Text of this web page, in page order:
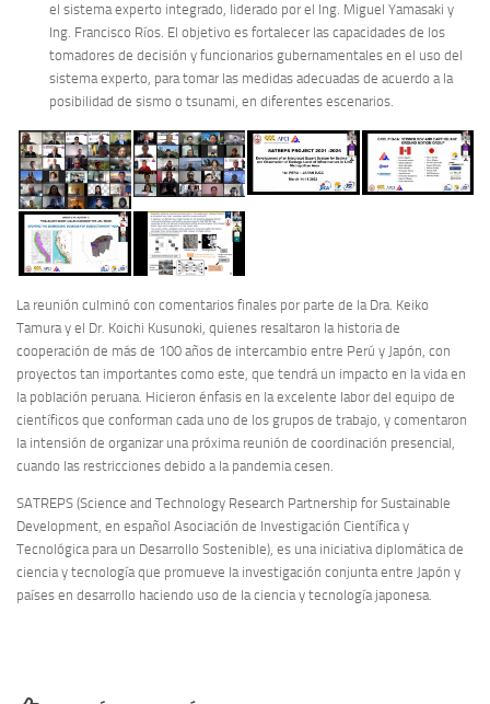
el sistema experto integrado, liderado por el Ing. Miguel Yamasaki y
Ing. Francisco Ríos. El objetivo es fortalecer las capacidades de los
tomadores de decisión y funcionarios gubernamentales en el uso del
sistema experto, para tomar las medidas adecuadas de acuerdo a la
posibilidad de sismo o tsunami, en diferentes escenarios.
La reunión culminó con comentarios finales por parte de la Dra. Keiko
Tamura y el Dr. Koichi Kusunoki, quienes resaltaron la historia de
cooperación de más de 100 años de intercambio entre Perú y Japón, con
proyectos tan importantes como este, que tendrá un impacto en la vida en
la población peruana. Hicieron énfasis en la excelente labor del equipo de
científicos que conforman cada uno de los grupos de trabajo, y comentaron
la intensión de organizar una próxima reunión de coordinación presencial,
cuando las restricciones debido a la pandemia cesen.
SATREPS (Science and Technology Research Partnership for Sustainable
Development, en español Asociación de Investigación Científica y
Tecnológica para un Desarrollo Sostenible), es una iniciativa diplomática de
ciencia y tecnología que promueve la investigación conjunta entre Japón y
países en desarrollo haciendo uso de la ciencia y tecnología japonesa.